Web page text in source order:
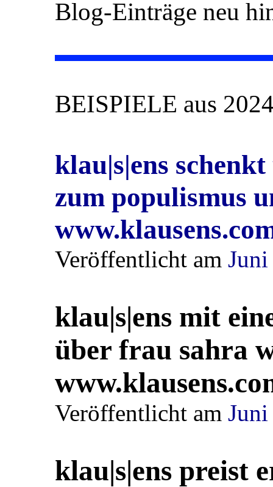
Blog-Einträge neu
BEISPIELE aus
klau|s|ens
zum populismus
Veröffentlicht am
klau|s|ens mit
über frau sahra
Veröffentlicht am
klau|s|ens preist